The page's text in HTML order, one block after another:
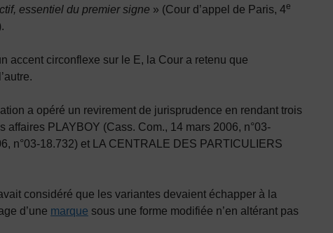
essentiel du premier signe » (Cour d’appel de Paris, 4e
accent circonflexe sur le E, la Cour a retenu que
a opéré un revirement de jurisprudence en rendant trois
affaires PLAYBOY (Cass. Com., 14 mars 2006, n°03-
n°03-18.732) et LA CENTRALE DES PARTICULIERS
considéré que les variantes devaient échapper à la
d’une marque sous une forme modifiée n’en altérant pas